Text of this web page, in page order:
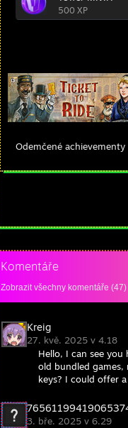
500 XP
Odemčené achievementy
Komentáře
Zobrazit všechny komentáře (47)
Kreig
27. kvě. 2025 v 4.18
Hello, I can see
old bundled games,
keys? I could offer
3. bře. 2025 v 6.29